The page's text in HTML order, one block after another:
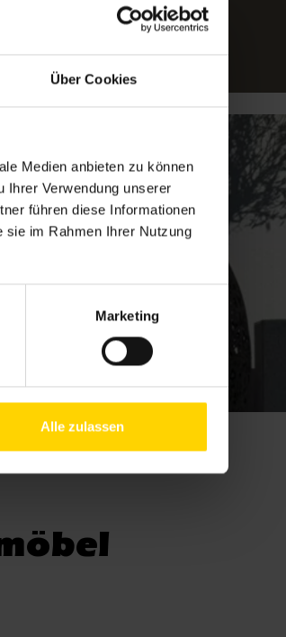
Über Cookies
Medien anbieten zu können
Ihrer Verwendung unserer
führen diese Informationen
sie im Rahmen Ihrer Nutzung
Marketing
Alle zulassen